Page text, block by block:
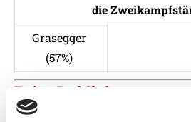
die
Grasegger
(57%)
Trainer Paul Gludovatz:
„Wir haben den von mir